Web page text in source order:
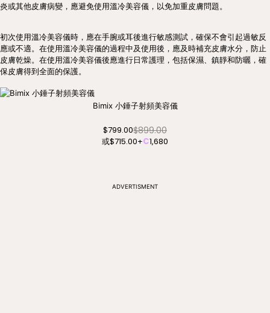
炎或其他皮膚病變，應避免使用溫冷美容儀，以免加重皮膚問題。
初次使用溫冷美容儀時，應在手腕或耳後進行敏感測試，確保不會引起過敏反
應或不適。在使用溫冷美容儀的過程中及使用後，應及時補充皮膚水分，防止
皮膚乾燥。在使用溫冷美容儀後應進行日常護理，包括保濕、鎮靜和防曬，確
保皮膚得到全面的保護。
Bimix 小錘子射頻美容儀
$799.00$899.00
或$715.00+C1,680
ADVERTISMENT